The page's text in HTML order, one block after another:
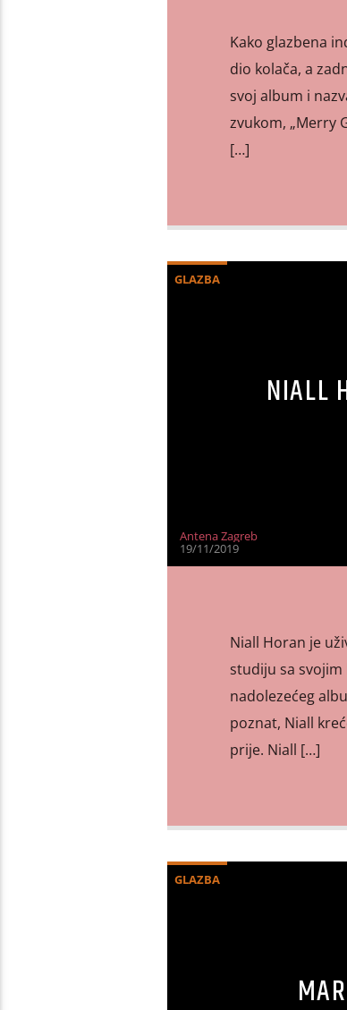
Kako glazbena
dio kolača, a
svoj album i
zvukom, „Merry
[…]
GLAZBA
NIALL
Antena Zagreb
19/11/2019
Niall Horan je
studiju sa svojim
nadolezećeg
poznat, Niall
prije. Niall […]
GLAZBA